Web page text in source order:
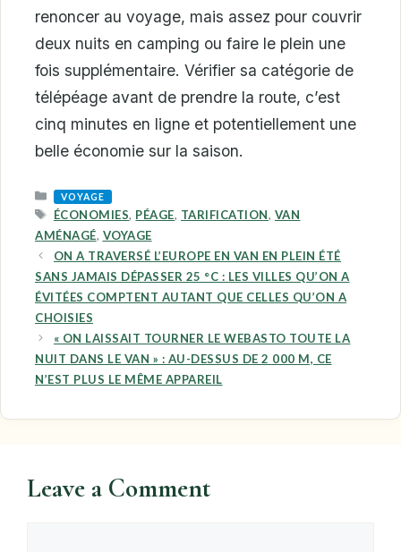
renoncer au voyage, mais assez pour couvrir
deux nuits en camping ou faire le plein une
fois supplémentaire. Vérifier sa catégorie de
télépéage avant de prendre la route, c’est
cinq minutes en ligne et potentiellement une
belle économie sur la saison.
CATEGORIES
VOYAGE
TAGS
ÉCONOMIES, PÉAGE, TARIFICATION, VAN
AMÉNAGÉ, VOYAGE
ON A TRAVERSÉ L’EUROPE EN VAN EN PLEIN ÉTÉ
SANS JAMAIS DÉPASSER 25 °C : LES VILLES QU’ON A
ÉVITÉES COMPTENT AUTANT QUE CELLES QU’ON A
CHOISIES
« ON LAISSAIT TOURNER LE WEBASTO TOUTE LA
NUIT DANS LE VAN » : AU-DESSUS DE 2 000 M, CE
N’EST PLUS LE MÊME APPAREIL
Leave a Comment